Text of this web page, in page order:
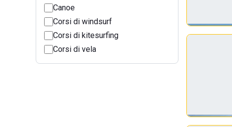
Canoe
Corsi di windsurf
Corsi di kitesurfing
Corsi di vela